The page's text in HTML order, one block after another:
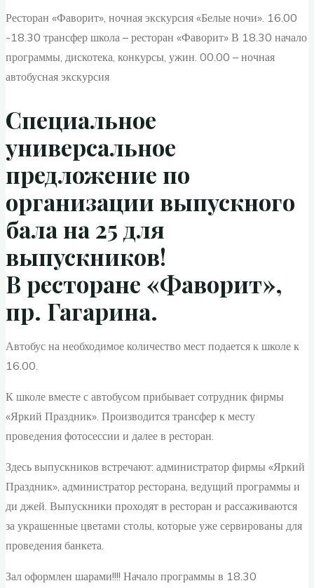
Ресторан «Фаворит», ночная экскурсия «Белые ночи». 16.00
-18.30 трансфер школа – ресторан «Фаворит» В 18.30 начало
программы, дискотека, конкурсы, ужин. 00.00 – ночная
автобусная экскурсия
Специальное
универсальное
предложение по
организации выпускного
бала на 25 для
выпускников!
В ресторане «Фаворит»,
пр. Гагарина.
Автобус на необходимое количество мест подается к школе к
16.00.
К школе вместе с автобусом прибывает сотрудник фирмы
«Яркий Праздник». Производится трансфер к месту
проведения фотосессии и далее в ресторан.
Здесь выпускников встречают: администратор фирмы «Яркий
Праздник», администратор ресторана, ведущий программы и
ди джей. Выпускники проходят в ресторан и рассаживаются
за украшенные цветами столы, которые уже сервированы для
проведения банкета.
Зал оформлен шарами!!!! Начало программы в 18.30